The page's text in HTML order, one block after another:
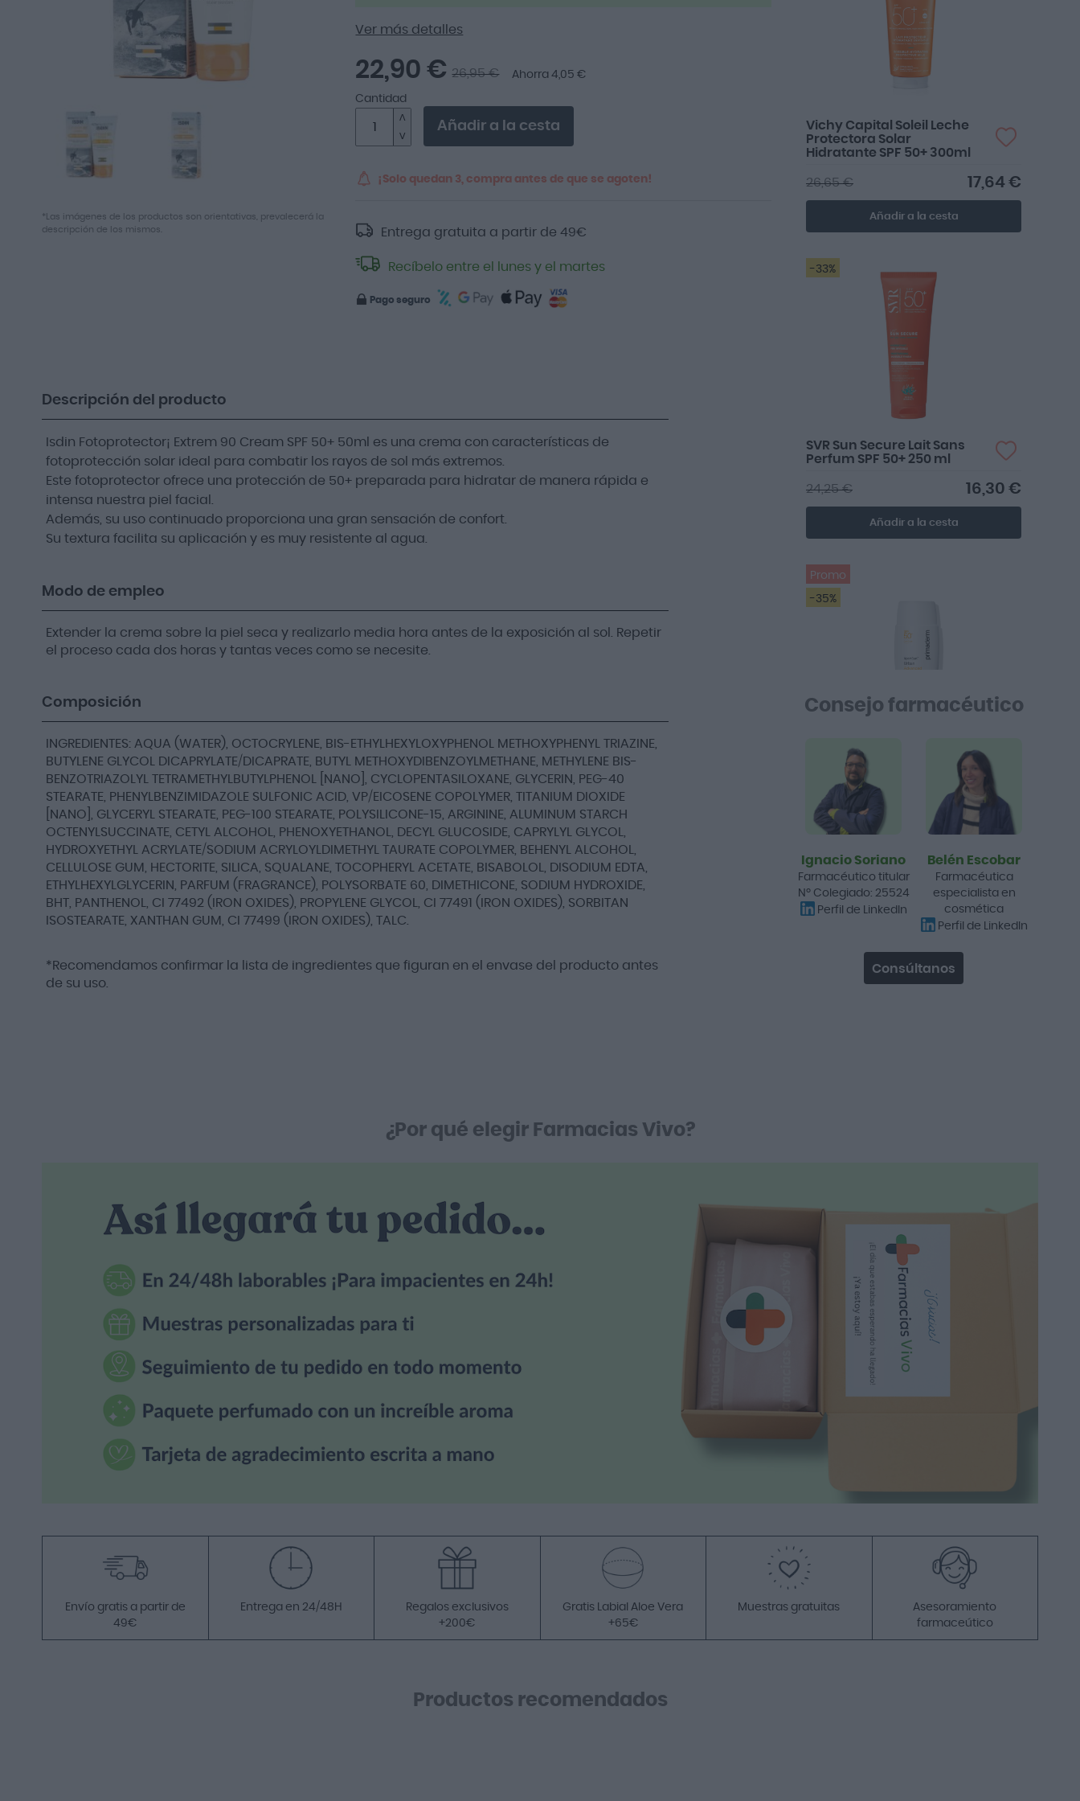
al
comienzo
*Las imágenes de los productos son orientativas, prevalecerá la
descripción de los mismos.
Ver más detalles
22,90 € 26,95 € Ahorra 4,05 €
Cantidad
Añadir a la cesta
¡Solo quedan 3, compra antes de que se agoten!
Entrega gratuita a partir de49€
Recíbelo entre el lunes y el martes
Pago seguro
Vichy Capital Soleil Leche
Protectora Solar
Hidratante SPF 50+ 300ml
17,64 €
26,65 €
Añadir a la cesta
-33%
SVR Sun Secure Lait Sans
Perfum SPF 50+ 250 ml
16,30 €
24,25 €
Añadir a la cesta
Promo
-35%
Primaderm Fotoprotector
Facial Xpertsun Urban
Advanced Textura Ligera
SPF50+ 50ml
16,36 €
25,10 €
-33%
La Roche-Posay Anthelios
200ml
Broncea...y protege...nunca antes la
había usado... recomendable
Descripción del producto
Isdin Fotoprotector¡ Extrem 90 Cream SPF 50+ 50ml es una crema con características de
fotoprotección solar ideal para combatir los rayos de sol más extremos.
Este fotoprotector ofrece una protección de 50+ preparada para hidratar de manera rápida e
intensa nuestra piel facial.
Además, su uso continuado proporciona una gran sensación de confort.
Su textura facilita su aplicación y es muy resistente al agua.
Modo de empleo
Extender la crema sobre la piel seca y realizarlo media hora antes de la exposición al sol. Repetir
el proceso cada dos horas y tantas veces como se necesite.
Composición
INGREDIENTES: AQUA (WATER), OCTOCRYLENE, BIS-ETHYLHEXYLOXYPHENOL METHOXYPHENYL TRIAZINE,
BUTYLENE GLYCOL DICAPRYLATE/DICAPRATE, BUTYL METHOXYDIBENZOYLMETHANE, METHYLENE BIS-
BENZOTRIAZOLYL TETRAMETHYLBUTYLPHENOL [NANO], CYCLOPENTASILOXANE, GLYCERIN, PEG-40
STEARATE, PHENYLBENZIMIDAZOLE SULFONIC ACID, VP/EICOSENE COPOLYMER, TITANIUM DIOXIDE
[NANO], GLYCERYL STEARATE, PEG-100 STEARATE, POLYSILICONE-15, ARGININE, ALUMINUM STARCH
OCTENYLSUCCINATE, CETYL ALCOHOL, PHENOXYETHANOL, DECYL GLUCOSIDE, CAPRYLYL GLYCOL,
HYDROXYETHYL ACRYLATE/SODIUM ACRYLOYLDIMETHYL TAURATE COPOLYMER, BEHENYL ALCOHOL,
CELLULOSE GUM, HECTORITE, SILICA, SQUALANE, TOCOPHERYL ACETATE, BISABOLOL, DISODIUM EDTA,
ETHYLHEXYLGLYCERIN, PARFUM (FRAGRANCE), POLYSORBATE 60, DIMETHICONE, SODIUM HYDROXIDE,
BHT, PANTHENOL, CI 77492 (IRON OXIDES), PROPYLENE GLYCOL, CI 77491 (IRON OXIDES), SORBITAN
ISOSTEARATE, XANTHAN GUM, CI 77499 (IRON OXIDES), TALC.
*Recomendamos confirmar la lista de ingredientes que figuran en el envase del producto antes
de su uso.
Consejo farmacéutico
Ignacio Soriano
Farmacéutico titular
Nº Colegiado: 25524
Perfil de LinkedIn
Belén Escobar
Farmacéutica
especialista en
cosmética
Perfil de LinkedIn
Consúltanos
¿Por qué elegir Farmacias Vivo?
Envío gratis a partir de
49€
Entrega en 24/48H
Regalos exclusivos
+200€
Gratis Labial Aloe Vera
+65€
Muestras gratuitas
Asesoramiento
farmaceútico
Productos recomendados